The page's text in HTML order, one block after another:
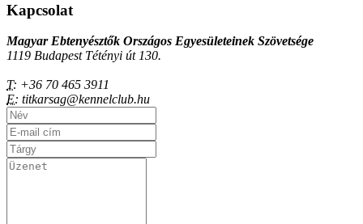
Kapcsolat
Magyar Ebtenyésztők Országos Egyesületeinek Szövetsége
1119 Budapest Tétényi út 130.
T: +36 70 465 3911
E: titkarsag@kennelclub.hu